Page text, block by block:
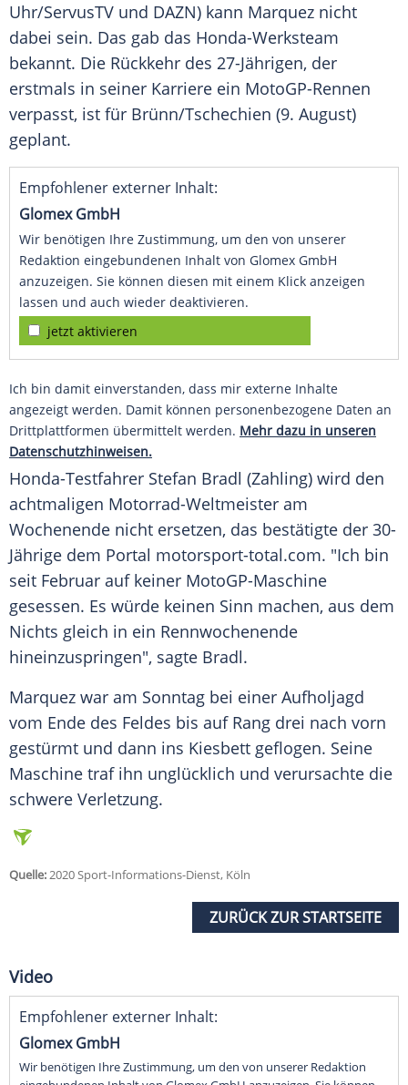
Uhr/ServusTV und DAZN) kann Marquez nicht
dabei sein. Das gab das Honda-Werksteam
bekannt. Die Rückkehr des 27-Jährigen, der
erstmals in seiner Karriere ein MotoGP-Rennen
verpasst, ist für Brünn/Tschechien (9. August)
geplant.
Empfohlener externer Inhalt:
Glomex GmbH
Wir benötigen Ihre Zustimmung, um den von unserer
Redaktion eingebundenen Inhalt von Glomex GmbH
anzuzeigen. Sie können diesen mit einem Klick anzeigen
lassen und auch wieder deaktivieren.
jetzt aktivieren
Ich bin damit einverstanden, dass mir externe Inhalte
angezeigt werden. Damit können personenbezogene Daten an
Drittplattformen übermittelt werden. Mehr dazu in unseren
Datenschutzhinweisen.
Honda-Testfahrer Stefan Bradl (Zahling) wird den
achtmaligen Motorrad-Weltmeister am
Wochenende nicht ersetzen, das bestätigte der 30-
Jährige dem Portal motorsport-total.com. "Ich bin
seit Februar auf keiner MotoGP-Maschine
gesessen. Es würde keinen Sinn machen, aus dem
Nichts gleich in ein Rennwochenende
hineinzuspringen", sagte Bradl.
Marquez war am Sonntag bei einer Aufholjagd
vom Ende des Feldes bis auf Rang drei nach vorn
gestürmt und dann ins Kiesbett geflogen. Seine
Maschine traf ihn unglücklich und verursachte die
schwere Verletzung.
Quelle:2020 Sport-Informations-Dienst, Köln
ZURÜCK ZUR STARTSEITE
Video
Empfohlener externer Inhalt:
Glomex GmbH
Wir benötigen Ihre Zustimmung, um den von unserer Redaktion